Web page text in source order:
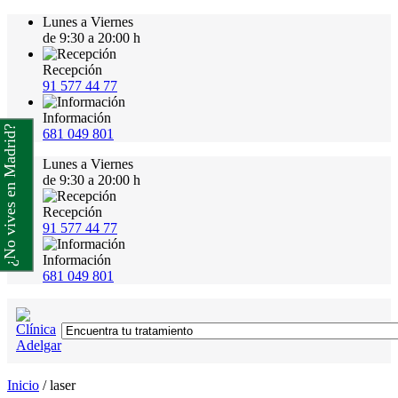
Lunes a Viernes
de 9:30 a 20:00 h
Recepción
91 577 44 77
Información
681 049 801
Lunes a Viernes
de 9:30 a 20:00 h
Recepción
91 577 44 77
Información
681 049 801
Inicio /laser
¿No vives en Madrid?